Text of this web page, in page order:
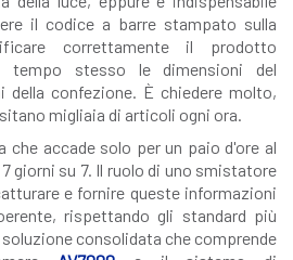
il codice a barre stampato sulla
correttamente il prodotto
tempo stesso le dimensioni del
confezione. È chiedere molto,
migliaia di articoli ogni ora.
che accade solo per un paio d'ore al
giorni su 7. Il ruolo di uno smistatore
e fornire queste informazioni
rispettando gli standard più
consolidata che comprende